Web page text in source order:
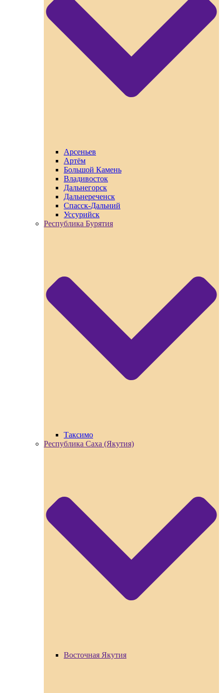
Арсеньев
Артём
Большой Камень
Владивосток
Дальнегорск
Дальнереченск
Спасск-Дальний
Уссурийск
Республика Бурятия
Таксимо
Республика Саха (Якутия)
Восточная Якутия